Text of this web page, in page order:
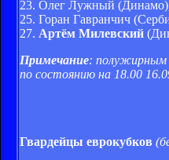
23. Олег Лужный
25. Горан Гавранчич
27. Артём Милевский
Примечание: полужирным
по состоянию на 18.00
Гвардейцы еврокубков